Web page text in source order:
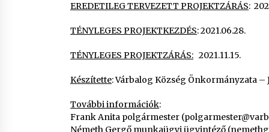
EREDETILEG TERVEZETT PROJEKTZÁRÁS:
TÉNYLEGES PROJEKTKEZDÉS: 2021.06.28.
TÉNYLEGES PROJEKTZÁRÁS: 2021.11.15.
Készítette: Várbalog Község Önkormányzata
További információk:
Frank Anita polgármester
Németh Gergő munkaügyi ügyintéző